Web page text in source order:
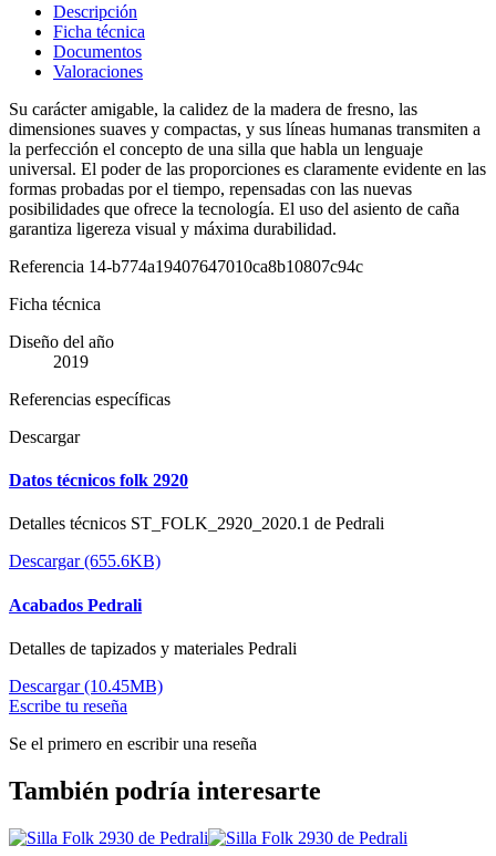
Descripción
Ficha técnica
Documentos
Valoraciones
Su carácter amigable, la calidez de la madera de fresno, las
dimensiones suaves y compactas, y sus líneas humanas transmiten a
la perfección el concepto de una silla que habla un lenguaje
universal. El poder de las proporciones es claramente evidente en las
formas probadas por el tiempo, repensadas con las nuevas
posibilidades que ofrece la tecnología. El uso del asiento de caña
garantiza ligereza visual y máxima durabilidad.
Referencia 14-b774a19407647010ca8b10807c94c
Ficha técnica
Diseño del año
2019
Referencias específicas
Descargar
Datos técnicos folk 2920
Detalles técnicos ST_FOLK_2920_2020.1 de Pedrali
Descargar (655.6KB)
Acabados Pedrali
Detalles de tapizados y materiales Pedrali
Descargar (10.45MB)
Escribe tu reseña
Se el primero en escribir una reseña
También podría interesarte